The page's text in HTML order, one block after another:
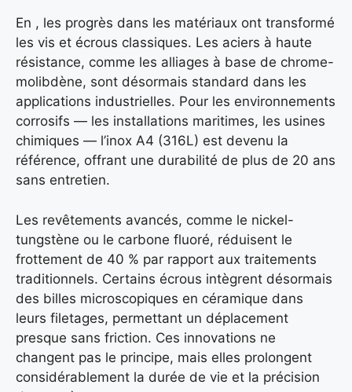
En , les progrès dans les matériaux ont transformé
les vis et écrous classiques. Les aciers à haute
résistance, comme les alliages à base de chrome-
molibdène, sont désormais standard dans les
applications industrielles. Pour les environnements
corrosifs — les installations maritimes, les usines
chimiques — l’inox A4 (316L) est devenu la
référence, offrant une durabilité de plus de 20 ans
sans entretien.
Les revêtements avancés, comme le nickel-
tungstène ou le carbone fluoré, réduisent le
frottement de 40 % par rapport aux traitements
traditionnels. Certains écrous intègrent désormais
des billes microscopiques en céramique dans
leurs filetages, permettant un déplacement
presque sans friction. Ces innovations ne
changent pas le principe, mais elles prolongent
considérablement la durée de vie et la précision